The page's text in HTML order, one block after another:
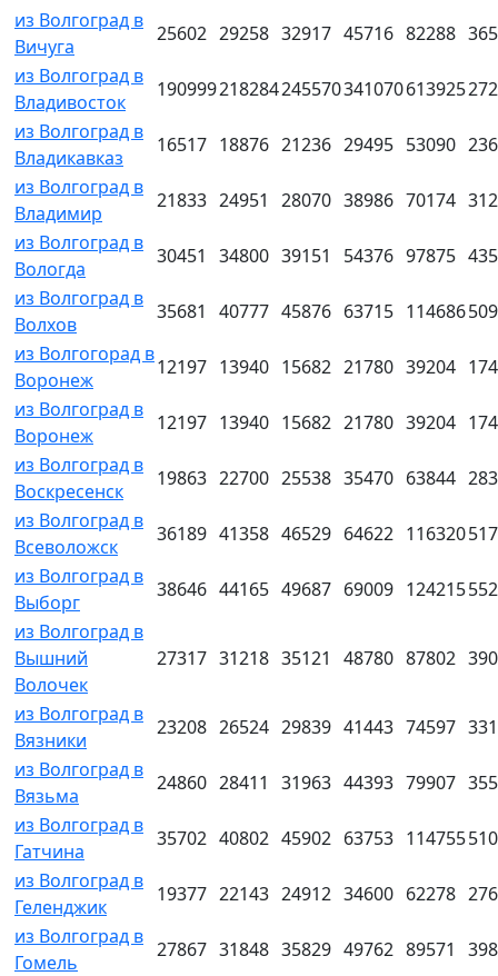
из Волгоград в
Вичуга
25602 29258 32917 45716 82288
из Волгоград в
Владивосток
190999218284245570341070613925
из Волгоград в
Владикавказ
16517 18876 21236 29495 53090
из Волгоград в
Владимир
21833 24951 28070 38986 70174
из Волгоград в
Вологда
30451 34800 39151 54376 97875
из Волгоград в
Волхов
35681 40777 45876 63715 114686
из Волгогорад в
Воронеж
12197 13940 15682 21780 39204
из Волгоград в
Воронеж
12197 13940 15682 21780 39204
из Волгоград в
Воскресенск
19863 22700 25538 35470 63844
из Волгоград в
Всеволожск
36189 41358 46529 64622 116320
из Волгоград в
Выборг
38646 44165 49687 69009 124215
из Волгоград в
Вышний
Волочек
27317 31218 35121 48780 87802
из Волгоград в
Вязники
23208 26524 29839 41443 74597
из Волгоград в
Вязьма
24860 28411 31963 44393 79907
из Волгоград в
Гатчина
35702 40802 45902 63753 114755
из Волгоград в
Геленджик
19377 22143 24912 34600 62278
из Волгоград в
Гомель
27867 31848 35829 49762 89571